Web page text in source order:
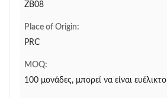
ZB08
Place of Origin:
PRC
MOQ:
100 μονάδες, μπορεί να είναι ευέλικτο